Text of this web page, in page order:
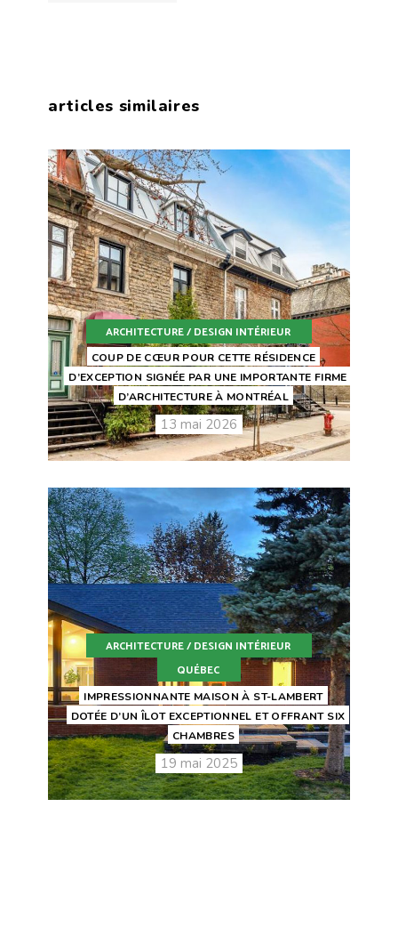
articles similaires
ARCHITECTURE / DESIGN INTÉRIEUR
COUP DE CŒUR POUR CETTE RÉSIDENCE
D’EXCEPTION SIGNÉE PAR UNE IMPORTANTE FIRME
D’ARCHITECTURE À MONTRÉAL
13 mai 2026
ARCHITECTURE / DESIGN INTÉRIEUR
QUÉBEC
IMPRESSIONNANTE MAISON À ST-LAMBERT
DOTÉE D’UN ÎLOT EXCEPTIONNEL ET OFFRANT SIX
CHAMBRES
19 mai 2025